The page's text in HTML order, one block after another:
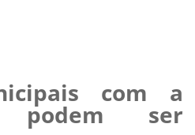
com a
ser